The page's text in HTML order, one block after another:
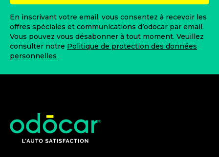
En inscrivant votre email, vous consentez à recevoir les
offres spéciales et communications d’odocar par email.
Vous pouvez vous désabonner à tout moment. Veuillez
consulter notre Politique de protection des données
personnelles